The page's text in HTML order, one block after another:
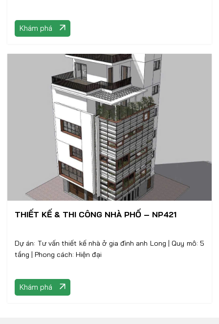
Khám phá
THIẾT KẾ & THI CÔNG NHÀ PHỐ – NP421
Dự án: Tư vấn thiết kế nhà ở gia đình anh Long | Quy mô: 5
tầng | Phong cách: Hiện đại
Khám phá